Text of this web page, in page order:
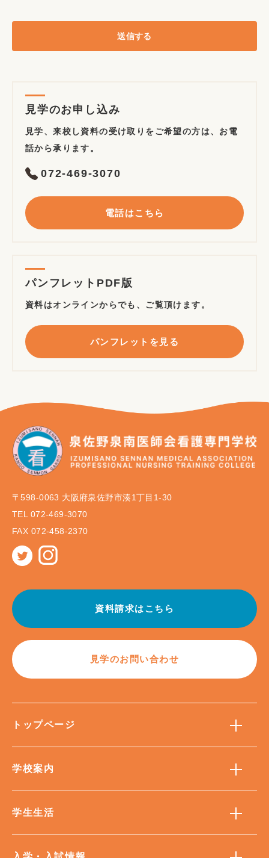
見学のお申し込み
見学、来校し資料の受け取りをご希望の方は、お電
話から承ります。
072-469-3070
電話はこちら
パンフレットPDF版
資料はオンラインからでも、ご覧頂けます。
パンフレットを見る
〒598-0063 大阪府泉佐野市湊1丁目1-30
TEL 072-469-3070
FAX 072-458-2370
資料請求はこちら
見学のお問い合わせ
トップページ
学校案内
学生生活